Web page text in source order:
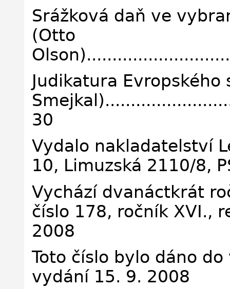
Srážková daň ve
(Otto
Judikatura
30
Vydalo nakladatelství
10, Limuzská 2110/8,
Vychází dvanáctkrát
číslo 178, ročník XVI.,
2008
Toto číslo bylo dáno
vydání 15. 9. 2008